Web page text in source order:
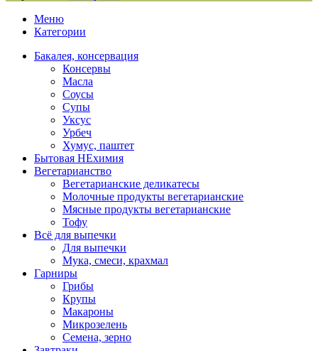
Меню
Категории
Бакалея, консервация
Консервы
Масла
Соусы
Супы
Уксус
Урбеч
Хумус, паштет
Бытовая НЕхимия
Вегетарианство
Вегетарианские деликатесы
Молочные продукты вегетарианские
Мясные продукты вегетарианские
Тофу
Всё для выпечки
Для выпечки
Мука, смеси, крахмал
Гарниры
Грибы
Крупы
Макароны
Микрозелень
Семена, зерно